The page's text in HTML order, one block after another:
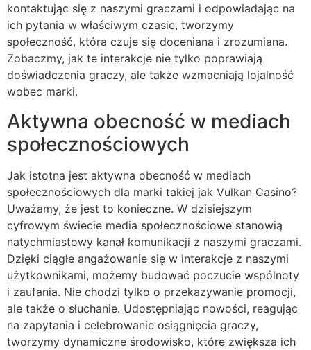
kontaktując się z naszymi graczami i odpowiadając na
ich pytania w właściwym czasie, tworzymy
społeczność, która czuje się doceniana i zrozumiana.
Zobaczmy, jak te interakcje nie tylko poprawiają
doświadczenia graczy, ale także wzmacniają lojalność
wobec marki.
Aktywna obecność w mediach
społecznościowych
Jak istotna jest aktywna obecność w mediach
społecznościowych dla marki takiej jak Vulkan Casino?
Uważamy, że jest to konieczne. W dzisiejszym
cyfrowym świecie media społecznościowe stanowią
natychmiastowy kanał komunikacji z naszymi graczami.
Dzięki ciągłe angażowanie się w interakcje z naszymi
użytkownikami, możemy budować poczucie wspólnoty
i zaufania. Nie chodzi tylko o przekazywanie promocji,
ale także o słuchanie. Udostępniając nowości, reagując
na zapytania i celebrowanie osiągnięcia graczy,
tworzymy dynamiczne środowisko, które zwiększa ich